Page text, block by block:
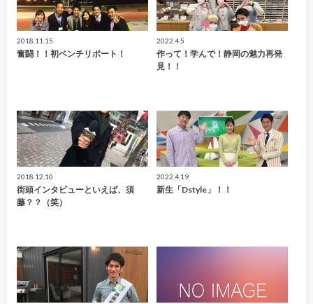
2018.11.15
奮闘！！初ベンチリポート！
2022.4.5
作って！学んで！静岡の魅力再発
見！！
2018.12.10
街頭インタビューといえば、須
藤？？（笑）
2022.4.19
新生「Dstyle」！！